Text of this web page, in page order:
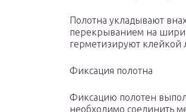
Полотна укладывают
перекрыванием на
герметизируют клейкой
Фиксация полотна
Фиксацию полотен
необходимо соединить